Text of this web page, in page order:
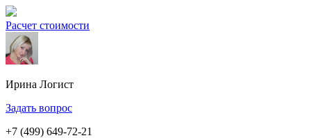
Расчет стоимости
Ирина Логист
Задать вопрос
+7 (499) 649-72-21